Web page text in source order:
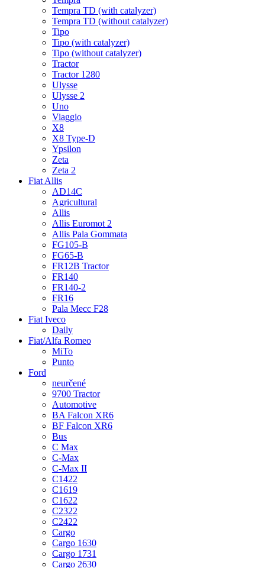
Tempra TD (with catalyzer)
Tempra TD (without catalyzer)
Tipo
Tipo (with catalyzer)
Tipo (without catalyzer)
Tractor
Tractor 1280
Ulysse
Ulysse 2
Uno
Viaggio
X8
X8 Type-D
Ypsilon
Zeta
Zeta 2
Fiat Allis
AD14C
Agricultural
Allis
Allis Euromot 2
Allis Pala Gommata
FG105-B
FG65-B
FR12B Tractor
FR140
FR140-2
FR16
Pala Mecc F28
Fiat Iveco
Daily
Fiat/Alfa Romeo
MiTo
Punto
Ford
neurčené
9700 Tractor
Automotive
BA Falcon XR6
BF Falcon XR6
Bus
C Max
C-Max
C-Max II
C1422
C1619
C1622
C2322
C2422
Cargo
Cargo 1630
Cargo 1731
Cargo 2630